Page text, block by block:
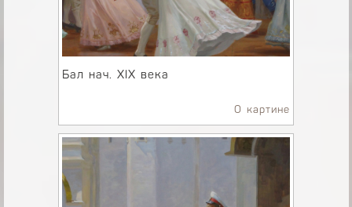
Бал нач. ХlX века
О картине